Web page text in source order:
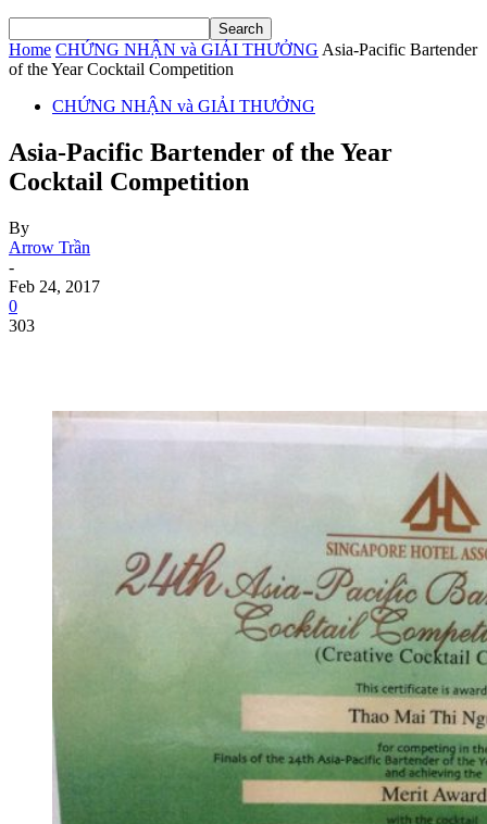
Home CHỨNG NHẬN và GIẢI THƯỞNG Asia-Pacific Bartender
of the Year Cocktail Competition
CHỨNG NHẬN và GIẢI THƯỞNG
Asia-Pacific Bartender of the Year
Cocktail Competition
By
Arrow Trần
-
Feb 24, 2017
0
303